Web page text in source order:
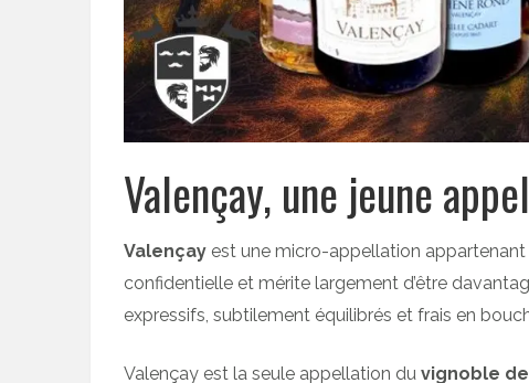
Valençay, une jeune
Valençay est une micro-appellation appartenant
confidentielle et mérite largement d’être
expressifs, subtilement équilibrés et frais en
Valençay est la seule appellation du vignoble